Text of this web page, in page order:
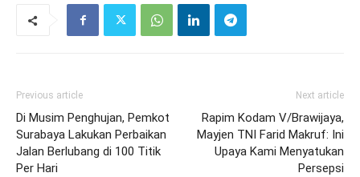
Previous article
Di Musim Penghujan, Pemkot
Surabaya Lakukan Perbaikan
Jalan Berlubang di 100 Titik
Per Hari
Next article
Rapim Kodam V/Brawijaya,
Mayjen TNI Farid Makruf: Ini
Upaya Kami Menyatukan
Persepsi